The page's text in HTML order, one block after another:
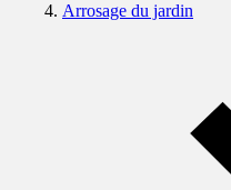
Arrosage du jardin